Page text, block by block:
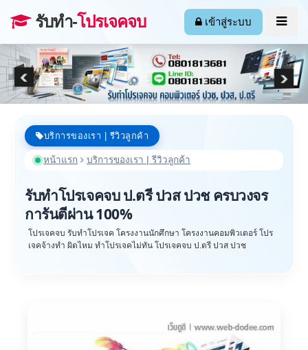
รับทำ-โปรเจคจบ เข้าสู่ระบบ
บริการของเรา | รีวิวลูกค้า
หน้าแรก บริการของเรา | รีวิวลูกค้า
รับทำโปรเจคจบ ป.ตรี ปวส ปวช ครบวงจร
การันตีผ่าน 100%
โปรเจคจบ รับทำโปรเจค โครงงานนักศึกษา โครงงานคอมพิวเตอร์ โปร
เจคจ้างทำ ผิดไหม ทำโปรเจคไม่ทัน โปรเจคจบ ป.ตรี ปวส ปวช